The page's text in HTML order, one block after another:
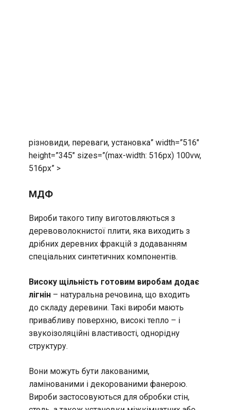
різновиди, переваги, установка” width=”516″
height=”345″ sizes=”(max-width: 516px) 100vw,
516px” >
МДФ
Вироби такого типу виготовляються з
деревоволокнистої плити, яка виходить з
дрібних деревних фракцій з додаванням
спеціальних синтетичних компонентів.
Високу щільність готовим виробам додає
лігнін – натуральна речовина, що входить
до складу деревини. Такі вироби мають
привабливу поверхню, високі тепло – і
звукоізоляційні властивості, однорідну
структуру.
Вони можуть бути лакованими,
ламінованими і декорованими фанерою.
Вироби застосовуються для обробки стін,